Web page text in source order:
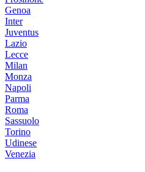
Genoa
Inter
Juventus
Lazio
Lecce
Milan
Monza
Napoli
Parma
Roma
Sassuolo
Torino
Udinese
Venezia